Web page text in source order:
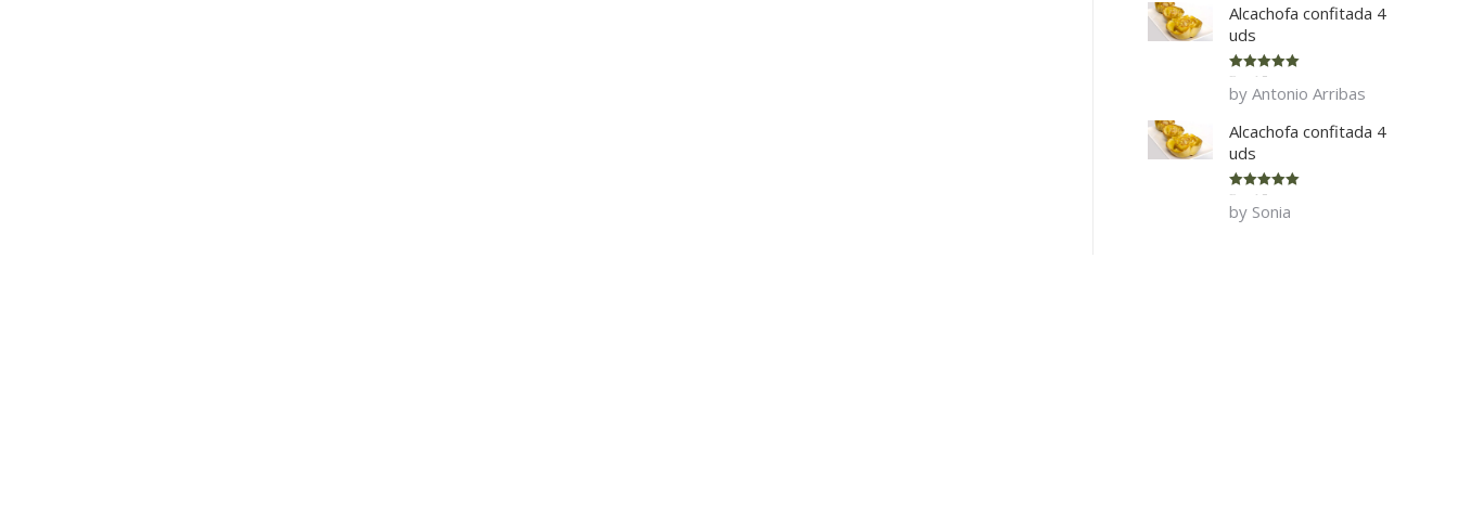
Alcachofa confitada 4
uds
Rated 5
of 5
by Antonio Arribas
Alcachofa confitada 4
uds
Rated 5
of 5
by Sonia